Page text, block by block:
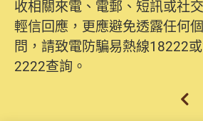
收相關來電、電郵、短訊或社
輕信回應，更應避免透露任何
問，請致電防騙易熱線18222
2222查詢。